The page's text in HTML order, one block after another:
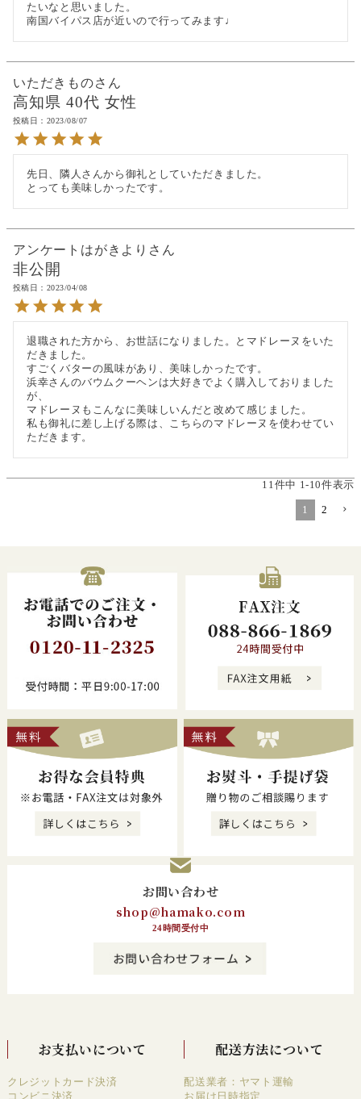
たいなと思いました。
南国バイパス店が近いので行ってみます♩
いただきもの
高知県 40代 女性
投稿日 2023/08/07
先日、隣人さんから御礼としていただきました。
とっても美味しかったです。
アンケートはがきより
非公開
投稿日 2023/04/08
退職された方から、お世話になりました。とマドレーヌをいた
だきました。
すごくバターの風味があり、美味しかったです。
浜幸さんのバウムクーヘンは大好きでよく購入しておりました
が、
マドレーヌもこんなに美味しいんだと改めて感じました。
私も御礼に差し上げる際は、こちらのマドレーヌを使わせてい
ただきます。
11 件中 1-10件表示
1 2
お問い合わせ
shop@hamako.com
24時間受付中
お支払いについて
クレジットカード決済
コンビニ決済
配送方法について
配送業者：ヤマト運輸
お届け日時指定